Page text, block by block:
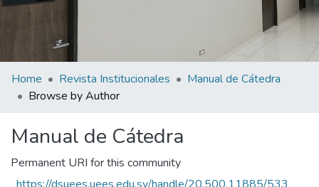
Home Revista Institucionales
Manual de Cátedra
Browse by Author
Manual de Cátedra
Permanent URI for this community